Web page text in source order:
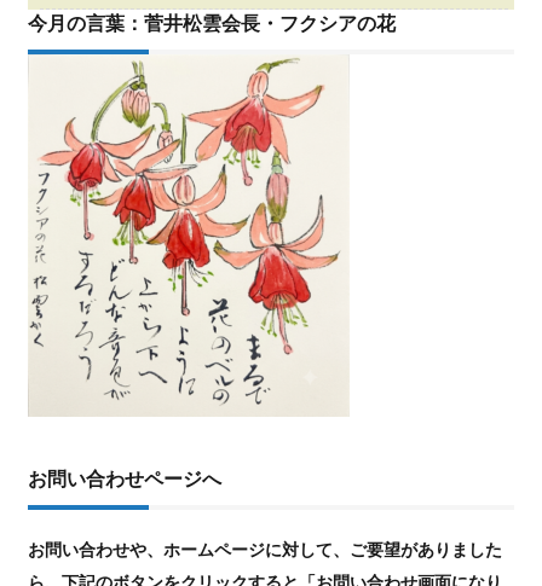
今月の言葉：菅井松雲会長・フクシアの花
お問い合わせページへ
お問い合わせや、ホームページに対して、ご要望がありました